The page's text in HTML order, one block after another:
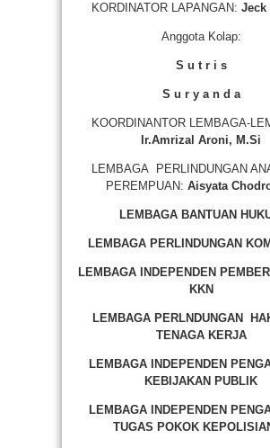
KORDINATOR LAPANGAN: Jeck
Anggota Kolap:
S u t r i s
S u r y a n d a
KOORDINANTOR LEMBAGA-
Ir.Amrizal Aroni, M.Si
LEMBAGA PERLINDUNGAN
PEREMPUAN: Aisyata
LEMBAGA BANTUAN
LEMBAGA PERLINDUNGAN
LEMBAGA INDEPENDEN
KKN
LEMBAGA PERLNDUNGAN
TENAGA KERJA
LEMBAGA INDEPENDEN
KEBIJAKAN PUBLIK
LEMBAGA INDEPENDEN
TUGAS POKOK